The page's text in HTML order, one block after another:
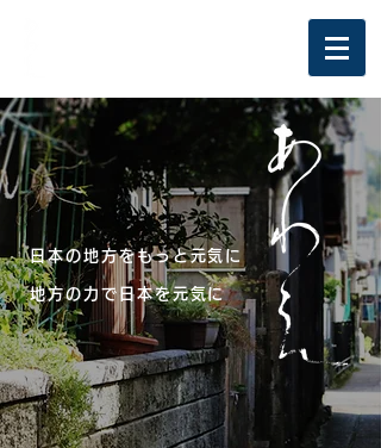
日本の地方をもっと元気に
地方の力で日本を元気に